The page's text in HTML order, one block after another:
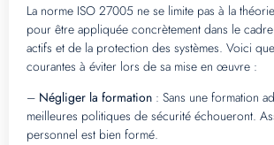
La norme ISO 27005 ne se limite pas à la
pour être appliquée concrètement dans le
actifs et de la protection des systèmes. Voici
courantes à éviter lors de sa mise en œuvre :
– Négliger la formation : Sans une formation
meilleures politiques de sécurité échoueront.
personnel est bien formé.